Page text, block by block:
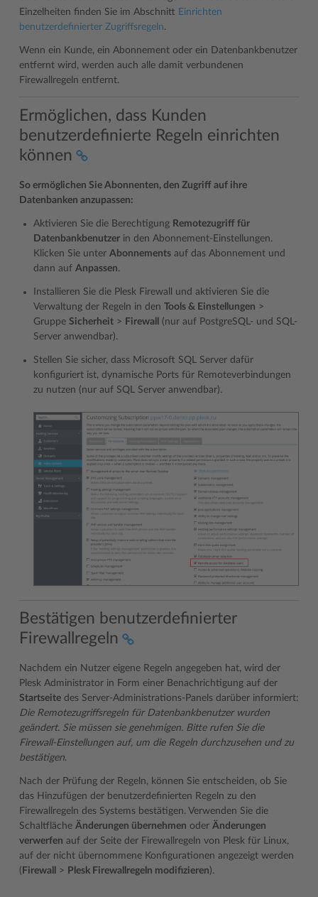
Einzelheiten finden Sie im Abschnitt Einrichten
benutzerdefinierter Zugriffsregeln.
Wenn ein Kunde, ein Abonnement oder ein Datenbankbenutzer
entfernt wird, werden auch alle damit verbundenen
Firewallregeln entfernt.
Ermöglichen, dass Kunden
benutzerdefinierte Regeln einrichten
können
So ermöglichen Sie Abonnenten, den Zugriff auf ihre
Datenbanken anzupassen:
Aktivieren Sie die Berechtigung Remotezugriff für
Datenbankbenutzer in den Abonnement-Einstellungen.
Klicken Sie unter Abonnements auf das Abonnement und
dann auf Anpassen.
Installieren Sie die Plesk Firewall und aktivieren Sie die
Verwaltung der Regeln in den Tools & Einstellungen >
Gruppe Sicherheit > Firewall
(nur auf PostgreSQL- und SQL-
Server anwendbar).
Stellen Sie sicher, dass Microsoft SQL Server dafür
konfiguriert ist, dynamische Ports für Remoteverbindungen
zu nutzen (nur auf SQL Server anwendbar).
Bestätigen benutzerdefinierter
Firewallregeln
Nachdem ein Nutzer eigene Regeln angegeben hat, wird der
Plesk Administrator in Form einer Benachrichtigung auf der
Startseite des Server-Administrations-Panels darüber informiert:
Die Remotezugriffsregeln für Datenbankbenutzer wurden
geändert. Sie müssen sie genehmigen. Bitte rufen Sie die
Firewall-Einstellungen auf, um die Regeln durchzusehen und zu
bestätigen.
Nach der Prüfung der Regeln, können Sie entscheiden, ob Sie
das Hinzufügen der benutzerdefinierten Regeln zu den
Firewallregeln des Systems bestätigen. Verwenden Sie die
Schaltfläche Änderungen übernehmen oder Änderungen
verwerfen auf der Seite der Firewallregeln von Plesk für Linux,
auf der nicht übernommene Konfigurationen angezeigt werden
( Firewall > Plesk Firewallregeln modifizieren).